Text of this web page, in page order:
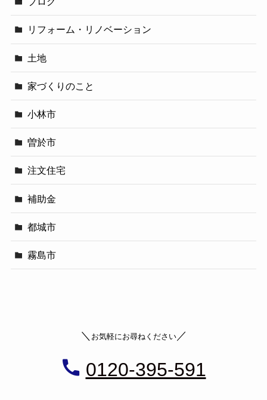
リフォーム・リノベーション
土地
家づくりのこと
小林市
曽於市
注文住宅
補助金
都城市
霧島市
＼ お気軽にお尋ねください／
0120-395-591